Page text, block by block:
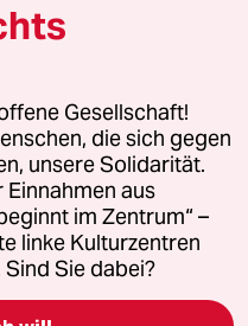
GmbH
oder für Genehmigungen
Richtlinien
Impressum AGB
(Ads)
Gesellschaft!
die sich gegen
unsere Solidarität.
aus
im Zentrum“ –
linke Kulturzentren
Sie dabei?